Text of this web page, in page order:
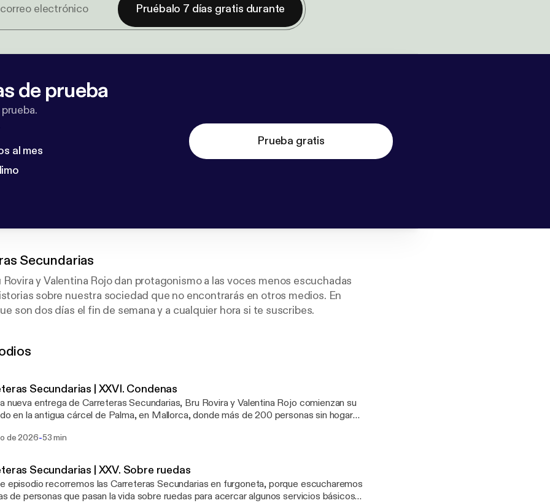
Pruébalo 7 días gratis durante
de prueba
al mes
Prueba gratis
Secundarias
y Valentina Rojo dan protagonismo a las voces menos escuchadas
sobre nuestra sociedad que no encontrarás en otros medios. En
son dos días el fin de semana y a cualquier hora si te suscribes.
Secundarias | XXVI. Condenas
nueva entrega de Carreteras Secundarias, Bru Rovira y Valentina Rojo comienzan su
en la antigua cárcel de Palma, en Mallorca, donde más de 200 personas sin hogar
acabó llegando semanas más tarde. Este reportaje, de hecho, se sitúa en los
en Vitoria, en el Centro Penitenciario de Álava conocemos a los presos que trabajan
para volver a la sociedad;
de 2026-53 min
Secundarias | XXV. Sobre ruedas
episodio recorremos las Carreteras Secundarias en furgoneta, porque escucharemos
de personas que pasan la vida sobre ruedas para acercar algunos servicios básicos a